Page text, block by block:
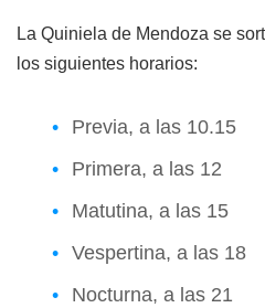
La Quiniela de Mendoza se
los siguientes horarios:
Previa, a las 10.15
Primera, a las 12
Matutina, a las 15
Vespertina, a las 18
Nocturna, a las 21